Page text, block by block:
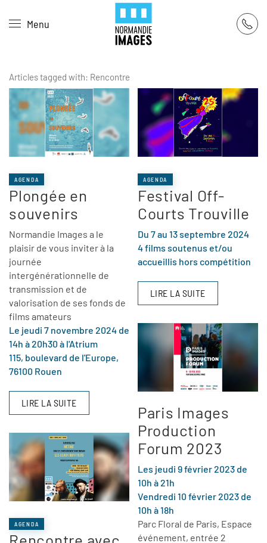
Skip to main content
Menu
Articles tagged with: Rencontre
AGENDA
Plongée en
souvenirs
Normandie Images a le
plaisir de vous inviter à la
journée
intergénérationnelle de
transmission et de
valorisation de ses fonds de
films amateurs
Le jeudi 7 novembre 2024 de
14h à 20h30 à l'Atrium
115, boulevard de l'Europe,
76100 Rouen
LIRE LA SUITE
AGENDA
AGENDA
Festival Off-
Courts Trouville
Du 7 au 13 septembre 2024
4 films soutenus et/ou
accueillis hors compétition
LIRE LA SUITE
Paris Images
Production
Forum 2023
Les jeudi 9 février 2023 de
10h à 21h
Vendredi 10 février 2023 de
10h à 18h
Parc Floral de Paris, Espace
événement, entrée 2
Panneau de gestion des cookies